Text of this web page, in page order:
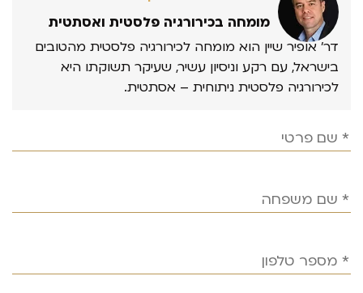
מומחה בכירורגיה פלסטית ואסתטית
דר’ אופיר שיין הוא מומחה לכירורגיה פלסטית מהטובים
בישראל, עם רקע וניסיון עשיר, שעיקר תשוקתו היא
לכירורגיה פלסטית ניתוחית – אסתטית.